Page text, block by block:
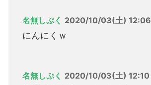
名無しぷく 2020/10/03(土) 12:06
にんにくｗ
名無しぷく 2020/10/03(土) 12:10